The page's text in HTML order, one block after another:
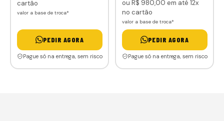
cartão
valor a base de troca*
PEDIR AGORA
Pague só na entrega, sem risco
ou R$ 980,00 em até 12x
no cartão
valor a base de troca*
PEDIR AGORA
Pague só na entrega, sem risco